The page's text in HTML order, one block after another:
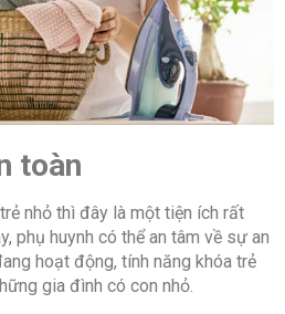
toàn
nhỏ thì đây là một tiện ích rất
phụ huynh có thể an tâm về sự an
hoạt động, tính năng khóa trẻ
gia đình có con nhỏ.